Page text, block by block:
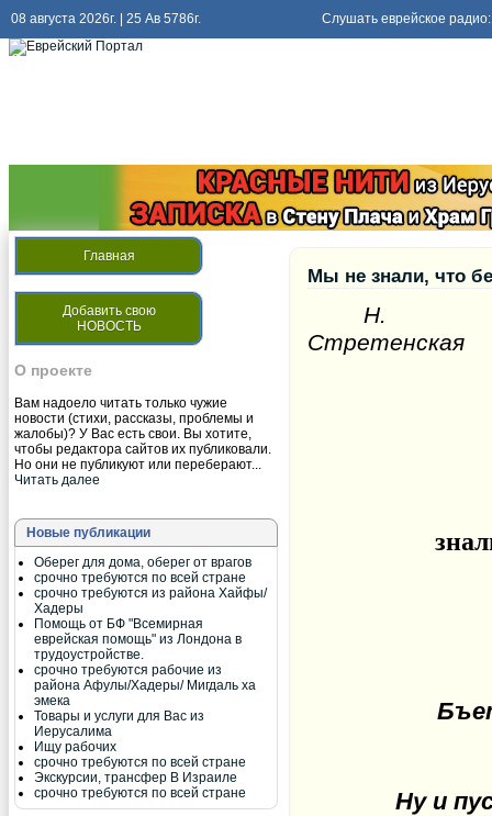
08 августа 2026г. | 25 Ав 5786г. Слушать еврейское радио:
Слушать
Мы не знали, что
Н.
Ну и
Главная
Добавить свою
НОВОСТЬ
О проекте
Вам надоело читать только чужие
новости (стихи, рассказы, проблемы и
жалобы)? У Вас есть свои. Вы хотите,
чтобы редактора сайтов их публиковали.
Но они не публикуют или переберают...
Читать далее
Новые публикации
Оберег для дома, оберег от врагов
срочно требуются по всей стране
срочно требуются из района Хайфы/
Хадеры
Помощь от БФ "Всемирная
еврейская помощь" из Лондона в
трудоустройстве.
срочно требуются рабочие из
района Афулы/Хадеры/ Мигдаль ха
эмека
Товары и услуги для Вас из
Иерусалима
Ищу рабочих
срочно требуются по всей стране
Экскурсии, трансфер В Израиле
срочно требуются по всей стране